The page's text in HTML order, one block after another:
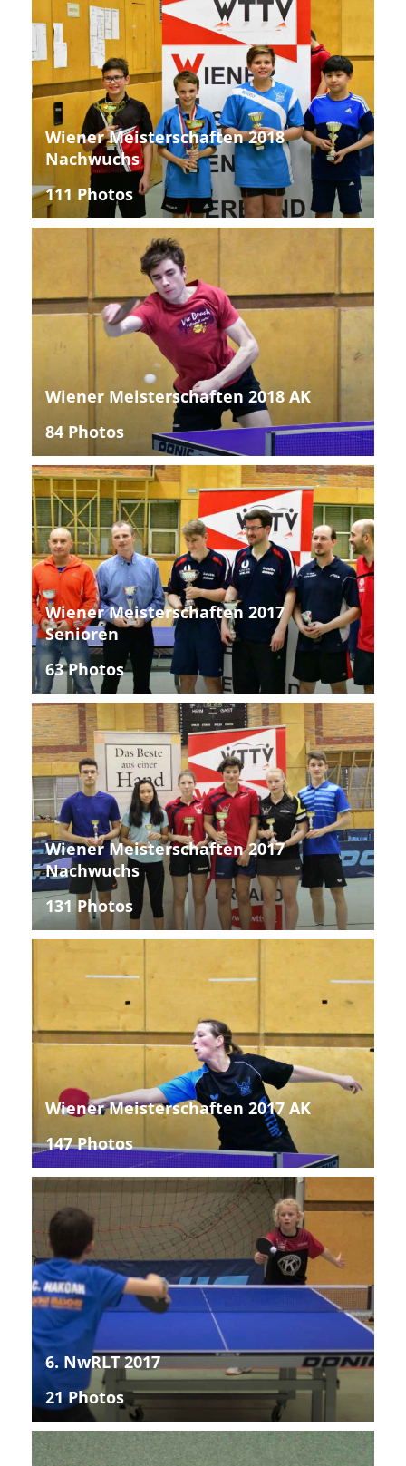
Wiener Meisterschaften 2018
Nachwuchs
111 Photos
Wiener Meisterschaften 2018 AK
84 Photos
Wiener Meisterschaften 2017
Senioren
63 Photos
Wiener Meisterschaften 2017
Nachwuchs
131 Photos
Wiener Meisterschaften 2017 AK
147 Photos
6. NwRLT 2017
21 Photos